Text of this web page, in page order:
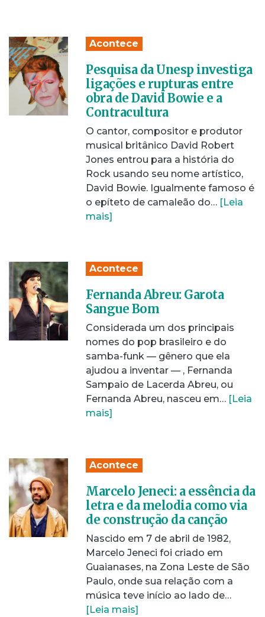
Acontece
Pesquisa da Unesp investiga
ligações e rupturas entre
obra de David Bowie e a
Contracultura
O cantor, compositor e produtor
musical britânico David Robert
Jones entrou para a história do
Rock usando seu nome artístico,
David Bowie. Igualmente famoso é
o epíteto de camaleão do… [Leia
mais]
Acontece
Fernanda Abreu: Garota
Sangue Bom
Considerada um dos principais
nomes do pop brasileiro e do
samba-funk — gênero que ela
ajudou a inventar — , Fernanda
Sampaio de Lacerda Abreu, ou
Fernanda Abreu, nasceu em… [Leia
mais]
Acontece
Marcelo Jeneci: a essência da
letra e da melodia como via
de construção da canção
Nascido em 7 de abril de 1982,
Marcelo Jeneci foi criado em
Guaianases, na Zona Leste de São
Paulo, onde sua relação com a
música teve início ao lado de…
[Leia mais]